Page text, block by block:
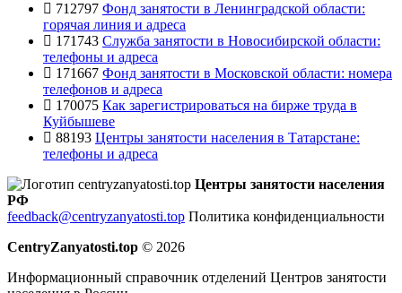
712797 Фонд занятости в Ленинградской области:
горячая линия и адреса
171743 Служба занятости в Новосибирской области:
телефоны и адреса
171667 Фонд занятости в Московской области: номера
телефонов и адреса
170075 Как зарегистрироваться на бирже труда в
Куйбышеве
88193 Центры занятости населения в Татарстане:
телефоны и адреса
Центры занятости населения
РФ
feedback@centryzanyatosti.top Политика конфиденциальности
CentryZanyatosti.top © 2026
Информационный справочник отделений Центров занятости